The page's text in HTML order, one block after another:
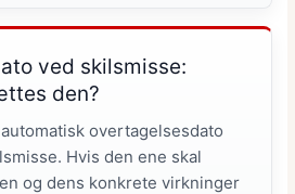
ved skilsmisse:
den?
overtagelsesdato
Hvis den ene skal
og dens konkrete virkninger